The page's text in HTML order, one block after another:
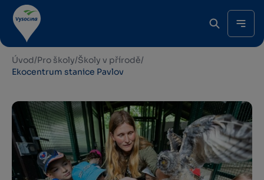
Úvod/Pro školy/Školy v přírodě/
Ekocentrum stanice Pavlov